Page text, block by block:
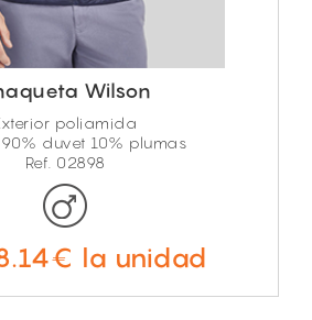
Wilson
poliamida
duvet 10% plumas
Ref. 02898
la unidad